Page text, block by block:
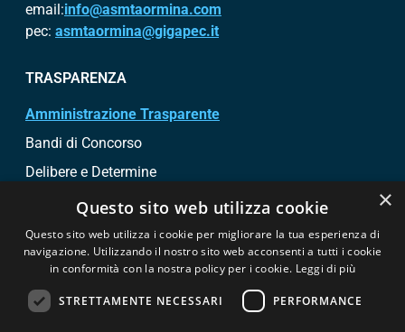
email:info@asmtaormina.com
pec: asmtaormina@gigapec.it
TRASPARENZA
Amministrazione Trasparente
Bandi di Concorso
Delibere e Determine
Bandi di gara e contratti
SEGUICI SU
×
Questo sito web utilizza cookie
Questo sito web utilizza i cookie per migliorare la tua esperienza di
navigazione. Utilizzando il nostro sito web acconsenti a tutti i cookie
in conformità con la nostra policy per i cookie. Leggi di più
STRETTAMENTE NECESSARI PERFORMANCE